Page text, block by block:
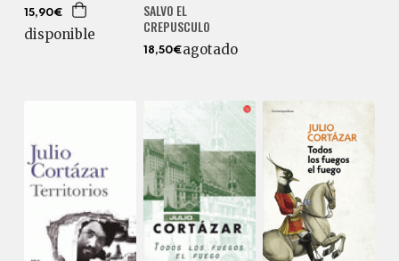
15,90€
disponible
SALVO EL
CREPUSCULO
18,50€agotado